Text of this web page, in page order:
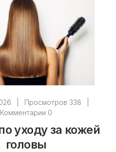
Просмотров 338
Комментарии 0
уходу за кожей
головы